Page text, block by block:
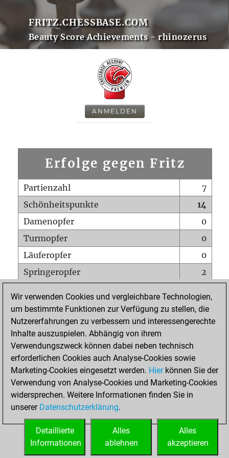
FRITZ.CHESSBASE.COM
Beauty Score Achievements - rhinozerus
ANMELDEN
Erfolge gegen Fritz
Partienzahl
7
Schönheitspunkte
14
Damenopfer
0
Turmopfer
0
Läuferopfer
0
Springeropfer
2
Matt auf vollem Brett
0
Bauer setzt Matt
0
Erstickte Matts
Unterverwandlungen
Türme auf der siebten
0
STARTSEITE
Wir verwenden Cookies und vergleichbare Technologien,
um bestimmte Funktionen zur Verfügung zu stellen, die
Nutzererfahrungen zu verbessern und interessengerechte
Inhalte auszuspielen. Abhängig von ihrem
Verwendungszweck können dabei neben technisch
erforderlichen Cookies auch Analyse-Cookies sowie
Marketing-Cookies eingesetzt werden. Hierkönnen Sie der
Verwendung von Analyse-Cookies und Marketing-Cookies
widersprechen. Weitere Informationen finden Sie in
unserer Datenschutzerklärung.
Alles
akzeptieren
Alles
ablehnen
Detaillierte
Informationen